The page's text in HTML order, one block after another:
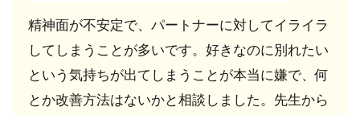
この
アイ
リス
先生
精神面が不安定で、パートナーに対してイライラ
してしまうことが多いです。好きなのに別れたい
という気持ちが出てしまうことが本当に嫌で、何
とか改善方法はないかと相談しました。先生から